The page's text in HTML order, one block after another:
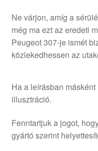
Ne várjon, amíg a
még ma ezt az eredeti
Peugeot 307-je ismét
közlekedhessen az
Ha a leírásban
illusztráció.
Fenntartjuk a jogot,
gyártó szerint